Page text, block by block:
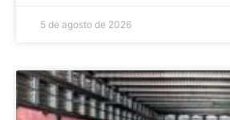
5 de agosto de 2026